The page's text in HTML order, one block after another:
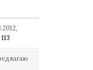
113